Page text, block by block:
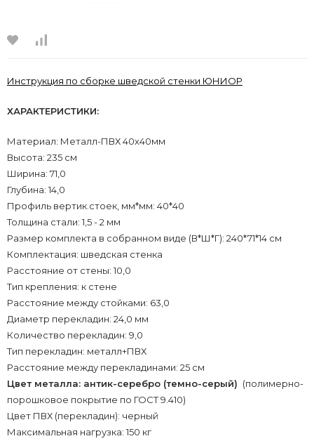
Инструкция по сборке шведской стенки ЮНИОР
ХАРАКТЕРИСТИКИ:
Материал: Металл-ПВХ 40х40мм
Высота: 235 см
Ширина: 71,0
Глубина: 14,0
Профиль вертик.стоек, мм*мм: 40*40
Толщина стали: 1,5 - 2 мм
Размер комплекта в собранном виде (В*Ш*Г): 240*71*14 см
Комплектация: шведская стенка
Расстояние от стены: 10,0
Тип крепления: к стене
Расстояние между стойками: 63,0
Диаметр перекладин: 24,0 мм
Количество перекладин: 9,0
Тип перекладин: металл+ПВХ
Расстояние между перекладинами: 25 см
Цвет металла: антик-серебро (темно-серый) (полимерно-
порошковое покрытие по ГОСТ 9.410)
Цвет ПВХ (перекладин): черный
Максимальная нагрузка: 150 кг